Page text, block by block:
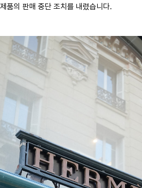
제품의 판매 중단 조치를 내렸습니다.